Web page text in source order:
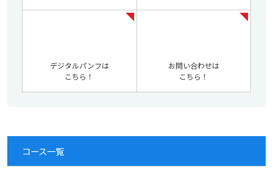
デジタルパンフは
こちら！
お問い合わせは
こちら！
コース一覧